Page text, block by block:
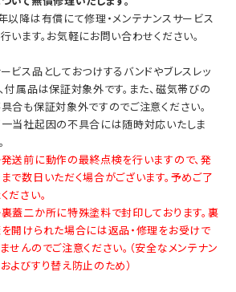
以降は有償にて修理・メンテナンスサービス
います。お気軽にお問い合わせください。
ビス品としておつけするバンドやブレスレッ
付属品は保証対象外です。また、磁気帯びの
合も保証対象外ですのでご注意ください。
当社起因の不具合には随時対応いたしま
送前に動作の最終点検を行いますので、発
で数日いただく場合がございます。予めご了
ださい。
蓋二か所に特殊塗料で封印しております。裏
開けられた場合には返品・修理をお受けで
せんのでご注意ください。（安全なメンテナン
よびすり替え防止のため）